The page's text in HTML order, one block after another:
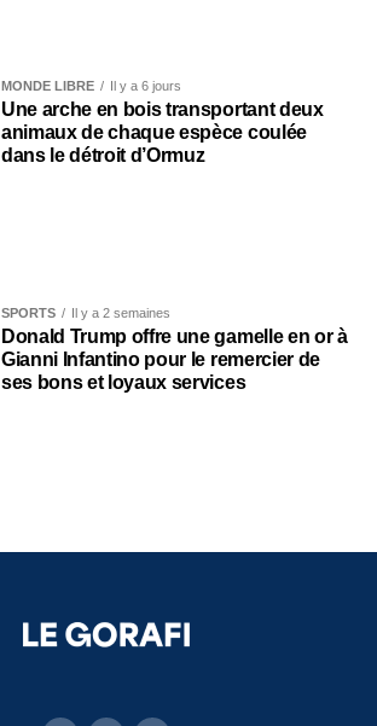
MONDE LIBRE Il y a 6 jours
Une arche en bois transportant deux
animaux de chaque espèce coulée
dans le détroit d’Ormuz
SPORTS Il y a 2 semaines
Donald Trump offre une gamelle en or à
Gianni Infantino pour le remercier de
ses bons et loyaux services